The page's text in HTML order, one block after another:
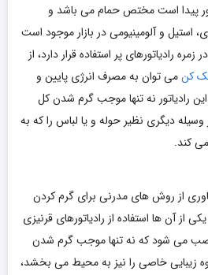
پیدا است مختص حمام می باشد و
و آلومینیومی در بازار موجود است
رادیاتورهای پر استفاده قرار دارد، از
کنمی توان به مصرف انرژی پایین و
رادیاتور نه تنها موجب گرم شدن کل
دیگری نظیر حوله و یا لباس را که به
کند.
از روش های مدرنی برای گرم کردن
از آن ها استفاده از رادیاتورهای قرنیزی
می شود که نه تنها موجب گرم شدن
زیبایی خاصی را نیز به محیط می بخشد،